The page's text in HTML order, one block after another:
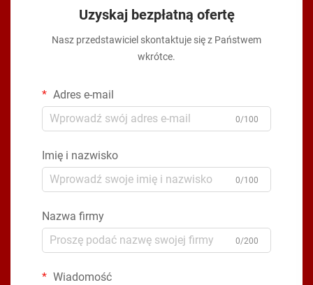
Uzyskaj bezpłatną ofertę
Nasz przedstawiciel skontaktuje się z Państwem
wkrótce.
Adres e-mail
0/100
Imię i nazwisko
0/100
Nazwa firmy
0/200
Wiadomość